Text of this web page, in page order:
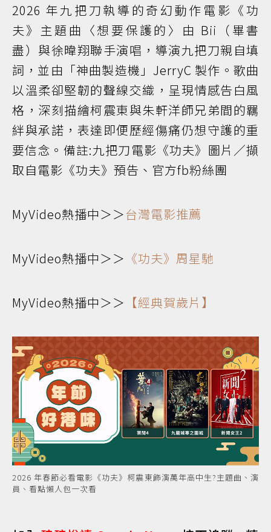
2026 年九把刀執導的奇幻動作電影《功
夫》主題曲〈想要保護的〉由 Bii（畢書
盡）與徐暐翔聯手演唱，導演九把刀親自填
詞，並由「神曲製造機」JerryC 製作。歌曲
以溫柔卻堅韌的聲線交織，呈現情感告白風
格，深刻描繪柯震東與朱軒洋師兄弟間的羈
絆與承諾，表達即便歷經傷痛仍想守護的重
要信念。備註:九把刀電影《功夫》圖片／擷
取自電影《功夫》預告、官方fb粉絲團
MyVideo熱播中＞＞台灣電影推薦
MyVideo熱播中＞＞ 《功夫》周星馳
MyVideo熱播中＞＞ 【經典賀歲片】
2026 年春節必看電影《功夫》柯震東飾演萬年高中生?主題曲、演
員、看點懶人包一次看